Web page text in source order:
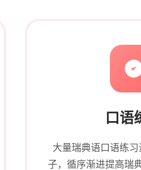
口语
大量瑞典语口语练
子，循序渐进提高瑞